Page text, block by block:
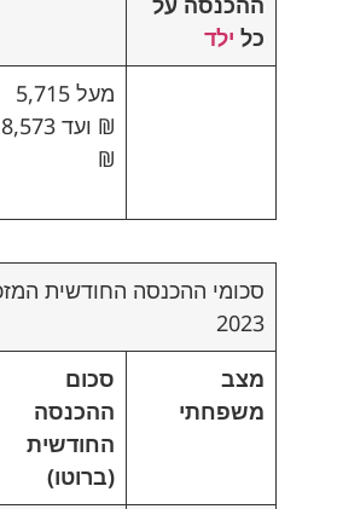
כל ילד
מעל 5,715
₪ ועד 8,573
₪
סכומי ההכנסה החודשית
2023
מצב
משפחתי
סכום
ההכנסה
החודשית
(ברוטו)